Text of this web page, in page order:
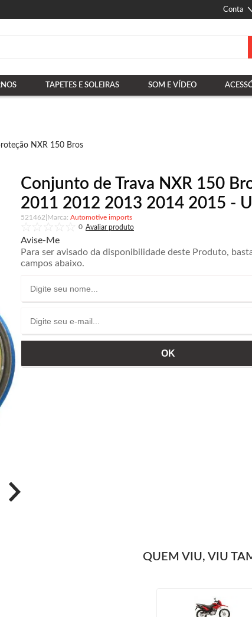
Conta
TAPETES E SOLEIRAS SOM E VÍDEO
NXR 150 Bros
Conjunto de Trava NXR 150
2011 2012 2013 2014 2015 -
521462
Automotive imports
0
Avise-Me
Para ser avisado da disponibilidade deste Produto,
campos abaixo.
QUEM VIU, VIU